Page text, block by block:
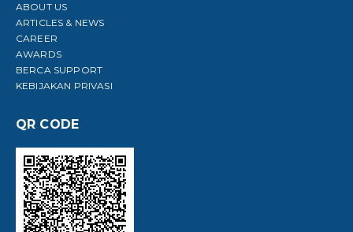
ABOUT US
ARTICLES & NEWS
CAREER
AWARDS
BERCA SUPPORT
KEBIJAKAN PRIVASI
QR CODE